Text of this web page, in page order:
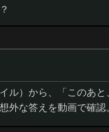
ル）から、「このあ
外な答えを動画で確認